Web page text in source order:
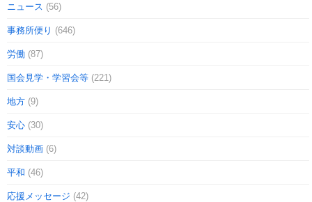
ニュース (56)
事務所便り (646)
労働 (87)
国会見学・学習会等 (221)
地方 (9)
安心 (30)
対談動画 (6)
平和 (46)
応援メッセージ (42)